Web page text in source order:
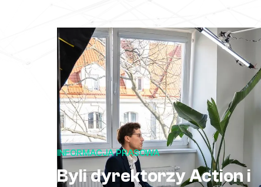
INFORMACJA PRASOWA
Byli dyrektorzy Action i